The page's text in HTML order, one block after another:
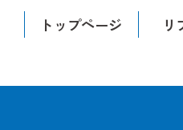
トップページ リ